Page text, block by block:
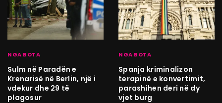
NGA BOTA
Sulm në Paradën e
Krenarisë në Berlin, një i
vdekur dhe 29 të
plagosur
NGA BOTA
Spanja kriminalizon
terapinë e konvertimit,
parashihen deri në dy
vjet burg